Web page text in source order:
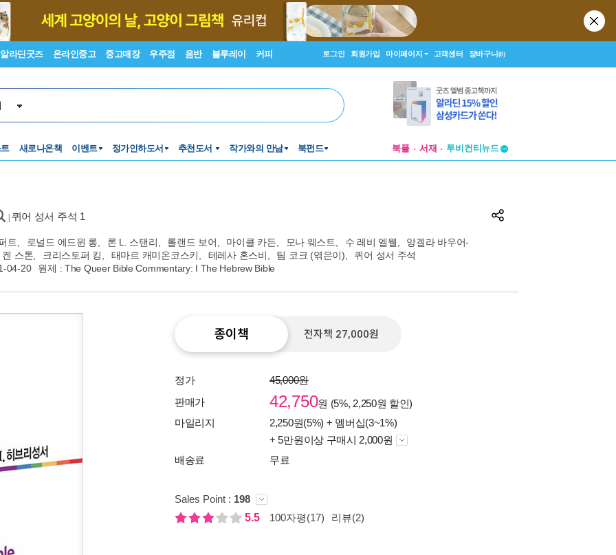
알라딘굿즈 온라인중고 중고매장 우주점 음반 블루레이 커피 로그인 회원가입 마이페이지 고객센터 장바구니(0)
새로나온책 이벤트 정가인하도서 추천도서 작가와의 만남 북펀드 북플 서재
창작플랫폼
퀴어 성서 주석 1
트 로널드 에드윈 롱 론 L. 스탠리 롤랜드 보어 마이클 카든 모나 웨스트 수 레비 엘웰
앙겔라 바우어-
켄 스톤
크리스토퍼 킹 태마르 캐미온코스키 테레사 혼스비 팀 코크 (엮은이),
퀴어 성서 주석
04-20
원제 : The Queer Bible Commentary: I The Hebrew Bible
종이책 전자책 27,000원
정가
45,000원
판매가
42,750원 (5%, 2,250원 할인)
마일리지
2,250원(5%) + 멤버십(3~1%)
+ 5만원이상 구매시 2,000원
배송료
무료
Sales Point : 198
5.5
100자평(17) 리뷰(2)